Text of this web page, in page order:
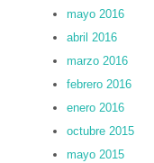
mayo 2016
abril 2016
marzo 2016
febrero 2016
enero 2016
octubre 2015
mayo 2015